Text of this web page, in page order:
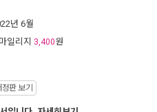
년 6월
일리지 3,400원
판 보기